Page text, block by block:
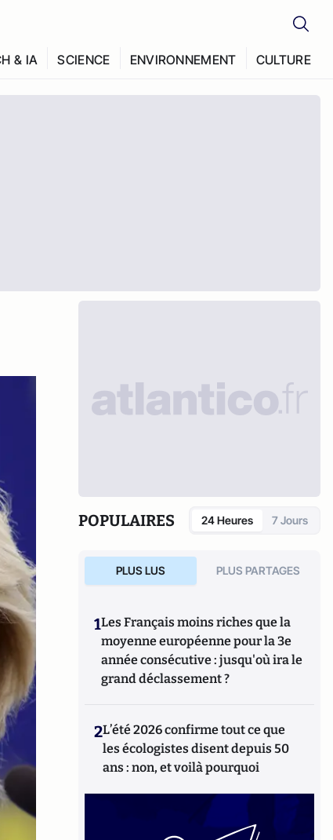
& IA SCIENCE ENVIRONNEMENT CULTURE
POPULAIRES 24 Heures 7 Jours
PLUS LUS PLUS PARTAGES
1Les Français moins riches que la
moyenne européenne pour la 3e
année consécutive : jusqu'où ira le
grand déclassement ?
2L’été 2026 confirme tout ce que
les écologistes disent depuis 50
ans : non, et voilà pourquoi